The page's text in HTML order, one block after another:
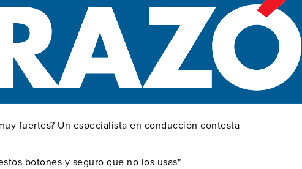
fuertes? Un especialista en conducción contesta
botones y seguro que no los usas"